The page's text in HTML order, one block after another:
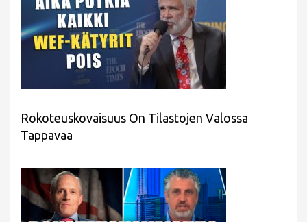
Rokoteuskovaisuus On Tilastojen Valossa
Tappavaa